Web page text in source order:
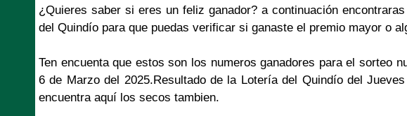
¿Quieres saber si eres un feliz ganador? a continuación
del Quindío para que puedas verificar si ganaste el premio mayor o
Ten encuenta que estos son los numeros ganadores para el sorteo
6 de Marzo del 2025.Resultado de la Lotería del Quindío del
encuentra aquí los secos tambien.